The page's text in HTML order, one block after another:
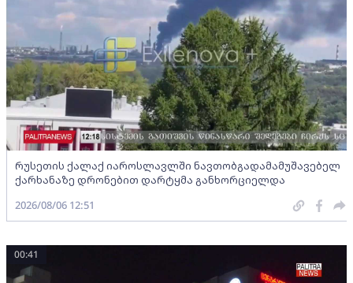
რუსეთის ქალაქ იაროსლავლში ნავთობგადამამუშავებელ
ქარხანაზე დრონებით დარტყმა განხორციელდა
2026/08/06 12:51
00:41